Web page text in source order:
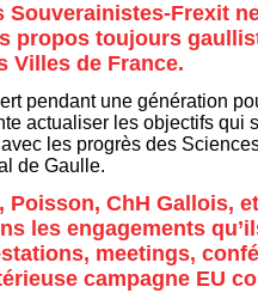
Souverainistes-Frexit
propos toujours
Villes de France.
pendant une génération
actualiser les objectifs qui
les progrès des
de Gaulle.
ChH Gallois,
les engagements
meetings,
campagne EU